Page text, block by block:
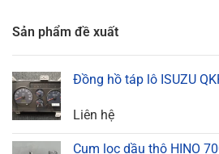
Sản phẩm đề xuất
Đồng hồ táp lô ISUZU
Liên hệ
Cụm lọc dầu thô HINO